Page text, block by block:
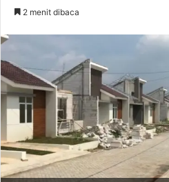
n
i
l
2 menit dibaca